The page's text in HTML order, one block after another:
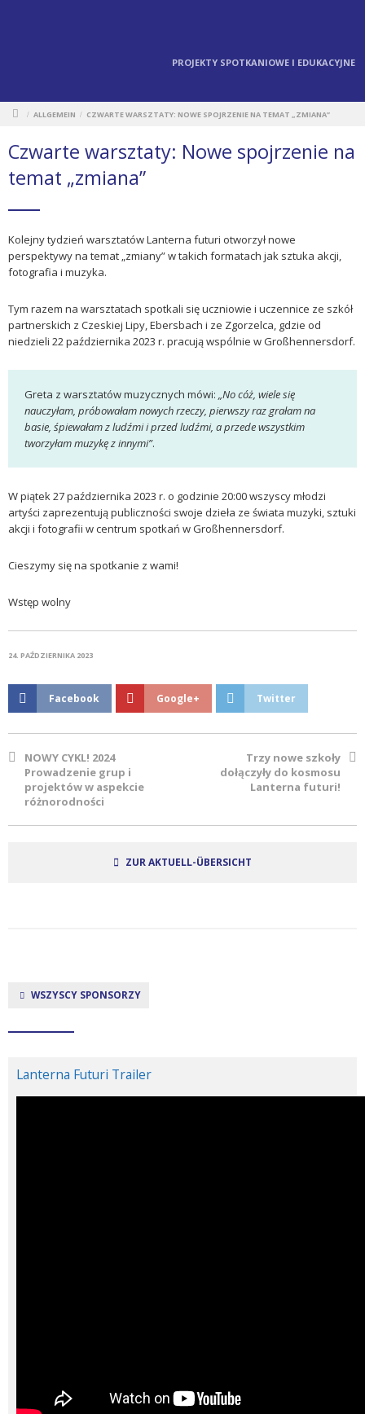
PROJEKTY SPOTKANIOWE I EDUKACYJNE
/ ALLGEMEIN / CZWARTE WARSZTATY: NOWE SPOJRZENIE NA TEMAT „ZMIANA”
Czwarte warsztaty: Nowe spojrzenie na
temat „zmiana”
Kolejny tydzień warsztatów Lanterna futuri otworzył nowe
perspektywy na temat „zmiany” w takich formatach jak sztuka akcji,
fotografia i muzyka.
Tym razem na warsztatach spotkali się uczniowie i uczennice ze szkół
partnerskich z Czeskiej Lipy, Ebersbach i ze Zgorzelca, gdzie od
niedzieli 22 października 2023 r. pracują wspólnie w Großhennersdorf.
Greta z warsztatów muzycznych mówi: „No cóż, wiele się
nauczyłam, próbowałam nowych rzeczy, pierwszy raz grałam na
basie, śpiewałam z ludźmi i przed ludźmi, a przede wszystkim
tworzyłam muzykę z innymi”.
W piątek 27 października 2023 r. o godzinie 20:00 wszyscy młodzi
artyści zaprezentują publiczności swoje dzieła ze świata muzyki, sztuki
akcji i fotografii w centrum spotkań w Großhennersdorf.
Cieszymy się na spotkanie z wami!
Wstęp wolny
24. PAŹDZIERNIKA 2023
Facebook Google+ Twitter
NOWY CYKL! 2024
Prowadzenie grup i
projektów w aspekcie
różnorodności
Trzy nowe szkoły
dołączyły do kosmosu
Lanterna futuri!
ZUR AKTUELL-ÜBERSICHT
WSZYSCY SPONSORZY
Lanterna Futuri Trailer